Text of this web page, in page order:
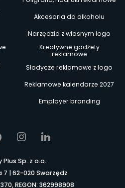
Akcesoria do alkoholu
Narzędzia z własnym logo
Kreatywne gadżety
reklamowe
Słodycze reklamowe z logo
Reklamowe kalendarze 2027
Employer branding
Plus Sp. z o.o.
7 | 62-020 Swarzędz
REGON: 362998908